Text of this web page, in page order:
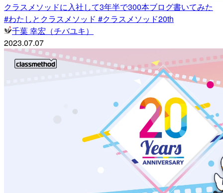
クラスメソッドに入社して3年半で300本ブログ書いてみた
#わたしとクラスメソッド #クラスメソッド20th
千葉 幸宏（チバユキ）
2023.07.07